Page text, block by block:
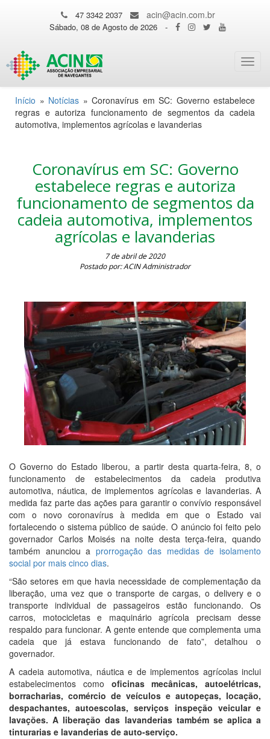
47 3342 2037 acin@acin.com.br
Sábado, 08 de Agosto de 2026 -
Início » Notícias » Coronavírus em SC: Governo estabelece
regras e autoriza funcionamento de segmentos da cadeia
automotiva, implementos agrícolas e lavanderias
Coronavírus em SC: Governo
estabelece regras e autoriza
funcionamento de segmentos da
cadeia automotiva, implementos
agrícolas e lavanderias
7 de abril de 2020
Postado por: ACIN Administrador
O Governo do Estado liberou, a partir desta quarta-feira, 8, o
funcionamento de estabelecimentos da cadeia produtiva
automotiva, náutica, de implementos agrícolas e lavanderias. A
medida faz parte das ações para garantir o convívio responsável
com o novo coronavírus à medida em que o Estado vai
fortalecendo o sistema público de saúde. O anúncio foi feito pelo
governador Carlos Moisés na noite desta terça-feira, quando
também anunciou a prorrogação das medidas de isolamento
social por mais cinco dias.
“São setores em que havia necessidade de complementação da
liberação, uma vez que o transporte de cargas, o delivery e o
transporte individual de passageiros estão funcionando. Os
carros, motocicletas e maquinário agrícola precisam desse
respaldo para funcionar. A gente entende que complementa uma
cadeia que já estava funcionando de fato”, detalhou o
governador.
A cadeia automotiva, náutica e de implementos agrícolas inclui
estabelecimentos como oficinas mecânicas, autoelétricas,
borracharias, comércio de veículos e autopeças, locação,
despachantes, autoescolas, serviços inspeção veicular e
lavações. A liberação das lavanderias também se aplica a
tinturarias e lavanderias de auto-serviço.